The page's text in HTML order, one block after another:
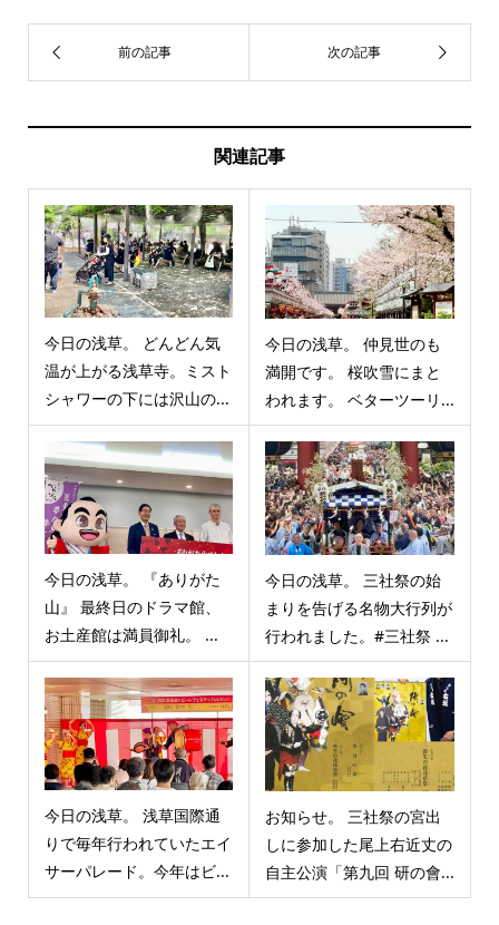
関連記事
今日の浅草。 どんどん気
温が上がる浅草寺。ミスト
シャワーの下には沢山の...
今日の浅草。 仲見世のも
満開です。 桜吹雪にまと
われます。 ベターツーリ...
今日の浅草。 『ありがた
山』 最終日のドラマ館、
お土産館は満員御礼。 ...
今日の浅草。 三社祭の始
まりを告げる名物大行列が
行われました。#三社祭 ...
今日の浅草。 浅草国際通
りで毎年行われていたエイ
サーパレード。今年はビ...
お知らせ。 三社祭の宮出
しに参加した尾上右近丈の
自主公演「第九回 研の會...